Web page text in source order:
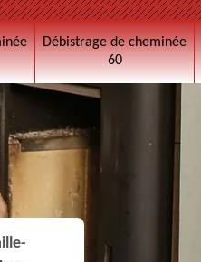
Débistrage de cheminée
60